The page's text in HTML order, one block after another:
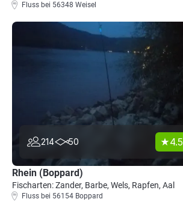
Fluss bei 56348 Weisel
214 50 4.5
Rhein (Boppard)
Fischarten: Zander, Barbe, Wels, Rapfen, Aal
Fluss bei 56154 Boppard